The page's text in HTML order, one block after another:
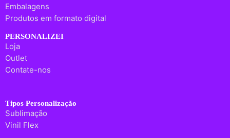
Embalagens
Produtos em formato digital
PERSONALIZEI
Loja
Outlet
Contate-nos
Tipos Personalização
Sublimação
Vinil Flex